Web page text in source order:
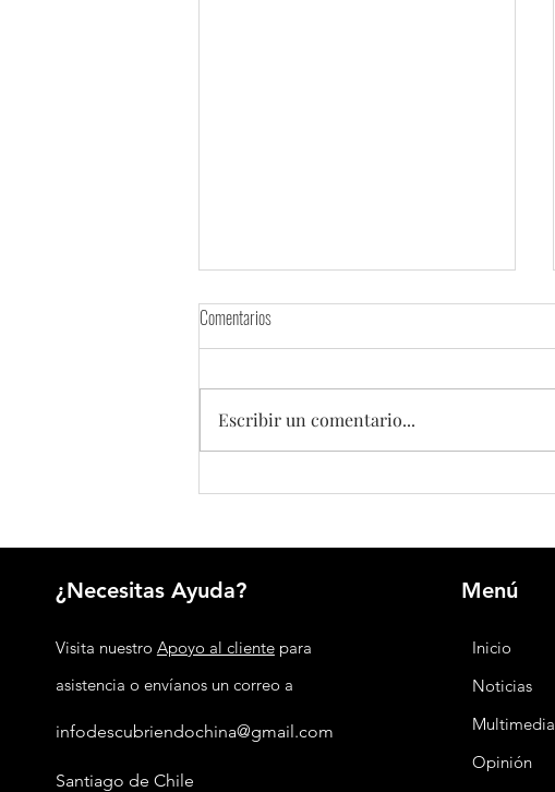
Seguridad nacional integral: la estrategia
Comentarios
Escribir un comentario...
¿Necesitas Ayuda?
Visita nuestro Apoyo al clientepara
asistencia o envíanos un correo a
infodescubriendochina@gmail.com
Santiago de Chile
Menú
Inicio
Noticias
Multimedia
Opinión